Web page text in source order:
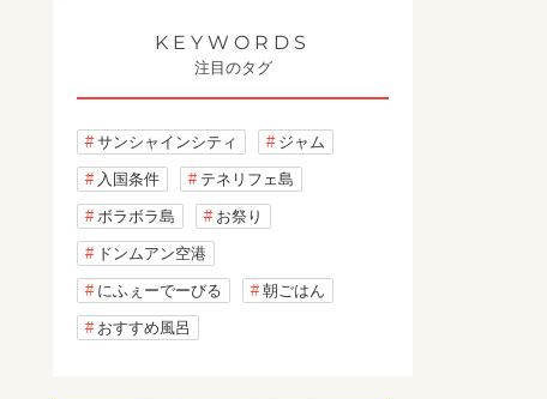
KEYWORDS
注目のタグ
サンシャインシティ ジャム
入国条件 テネリフェ島
ボラボラ島 お祭り
ドンムアン空港
にふぇーでーびる 朝ごはん
おすすめ風呂